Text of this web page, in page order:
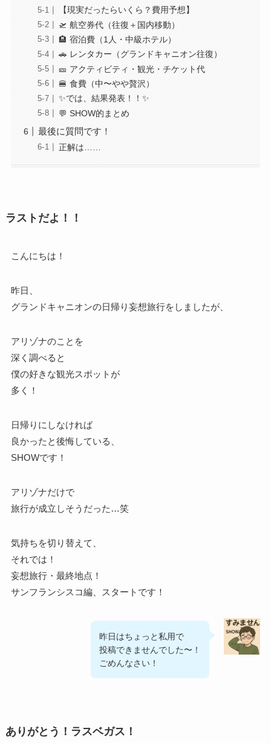
【現実だったらいくら？費用予想】
🛫 航空券代（往復＋国内移動）
🏨 宿泊費（1人・中級ホテル）
🚗 レンタカー（グランドキャニオン往復）
🎫 アクティビティ・観光・チケット代
🍔 食費（中〜やや贅沢）
✨では、結果発表！！✨
💬 SHOW的まとめ
最後に質問です！
正解は……
ラストだよ！！
こんにちは！
昨日、
グランドキャニオンの日帰り妄想旅行をしましたが、
アリゾナのことを
深く調べると
僕の好きな観光スポットが
多く！
日帰りにしなければ
良かったと後悔している、
SHOWです！
アリゾナだけで
旅行が成立しそうだった…笑
気持ちを切り替えて、
それでは！
妄想旅行・最終地点！
サンフランシスコ編、スタートです！
昨日はちょっと私用で
投稿できませんでした〜！
ごめんなさい！
ありがとう！ラスベガス！